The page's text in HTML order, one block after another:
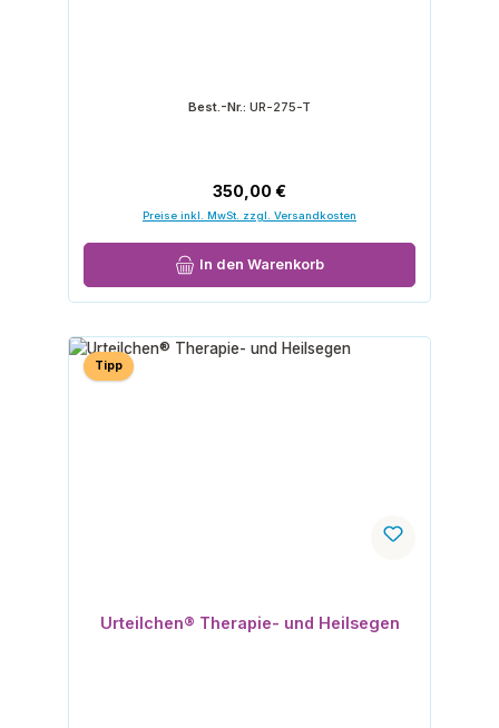
Best.-Nr.: UR-275-T
Regulärer Preis:
350,00 €
Preise inkl. MwSt. zzgl. Versandkosten
In den Warenkorb
Tipp
Urteilchen® Therapie- und Heilsegen